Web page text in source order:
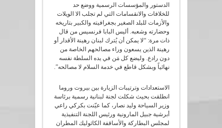
الدستور والمؤسسات الرسمية ووضع حد
للخلافات والانقسامات التي لم تجلب الا الويلات
والأزمات للبلد الصغير بجغرافيته والكبير بتاريخه
وحضارته وشعبه. أليس البابا فرنسيس من قال
ذات مرة: “لا يمكن أن يُترك لبنان رهينة الأقدار أو
رهينة الذين يسعون وراء مصالحهم الخاصة من
دون رادع. وليضع كل مَن في يده السلطة نفسه
نهائياً وبشكل قاطع في خدمة السلام لا مصالحه”.
الاستعدادات وترتيبات الزيارة بين بيروت وروما
انطلقت بحيث شكلت لجنة لبنانية رسمية برئاسة
وزير السياحة وليد نصار، كما عيّنت بكركي راعي
أبرشية جبيل المارونية ورئيس اللجنة التنفيذية
لمجلس البطاركة والأساقفة الكاثوليك المطران